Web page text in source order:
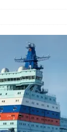
]
AÖL 3. Dönem
2026 ] Öğretmenlerin
] ASELSAN İlk
] MEB Öğrenci
] Ankara’da